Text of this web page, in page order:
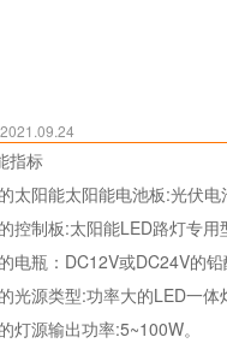
指标
太阳能太阳能电池板:光伏电
控制板:太阳能LED路灯专用
电瓶：DC12V或DC24V的铅
光源类型:功率大的LED一体
灯源输出功率:5~100W。